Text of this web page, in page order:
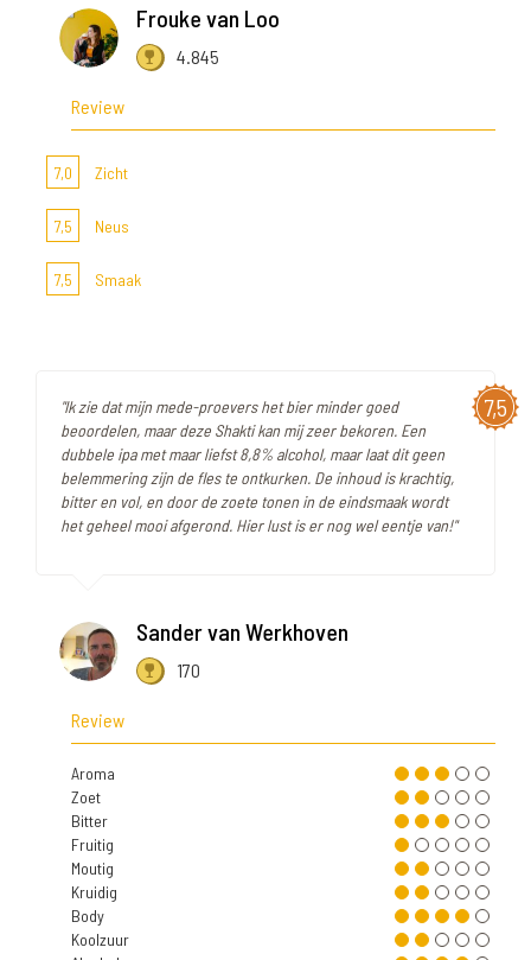
Frouke van Loo
4.845
Review
7,0 Zicht
7,5 Neus
7,5 Smaak
7,5
"Ik zie dat mijn mede-proevers het bier minder goed
beoordelen, maar deze Shakti kan mij zeer bekoren. Een
dubbele ipa met maar liefst 8,8% alcohol, maar laat dit geen
belemmering zijn de fles te ontkurken. De inhoud is krachtig,
bitter en vol, en door de zoete tonen in de eindsmaak wordt
het geheel mooi afgerond. Hier lust is er nog wel eentje van!"
Sander van Werkhoven
170
Review
Aroma
Zoet
Bitter
Fruitig
Moutig
Kruidig
Body
Koolzuur